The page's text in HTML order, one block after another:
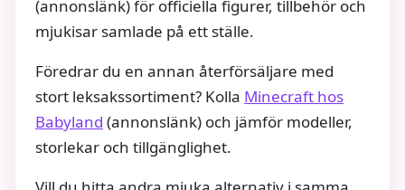
(annonslänk) för officiella figurer, tillbehör och
mjukisar samlade på ett ställe.
Föredrar du en annan återförsäljare med
stort leksakssortiment? Kolla Minecraft hos
Babyland (annonslänk) och jämför modeller,
storlekar och tillgänglighet.